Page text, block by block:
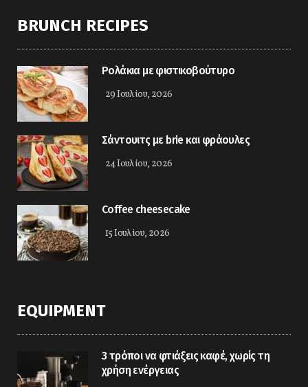
BRUNCH RECIPES
Ρολάκια με φιστικοβούτυρο
29 Ιουλίου, 2026
Σάντουιτς με brie και φράουλες
24 Ιουλίου, 2026
Coffee cheesecake
15 Ιουλίου, 2026
EQUIPMENT
3 τρόποι να φτιάξεις καφέ, χωρίς τη
χρήση ενέργειας